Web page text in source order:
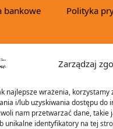
Zarządzaj
najlepsze wrażenia,
i/lub uzyskiwania dostępu do
nam przetwarzać dane, takie
unikalne identyfikatory na tej
bankowe
Polityka